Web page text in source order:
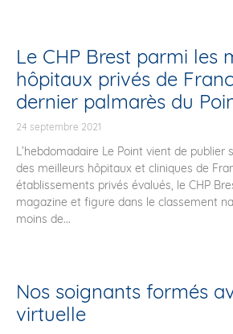
Le CHP Brest parmi les
hôpitaux privés de
dernier palmarès du
24 septembre 2021
L’hebdomadaire Le Point vient de publier
des meilleurs hôpitaux et cliniques de
établissements privés évalués, le CHP
magazine et figure dans le classement
moins de...
Nos soignants formés
virtuelle